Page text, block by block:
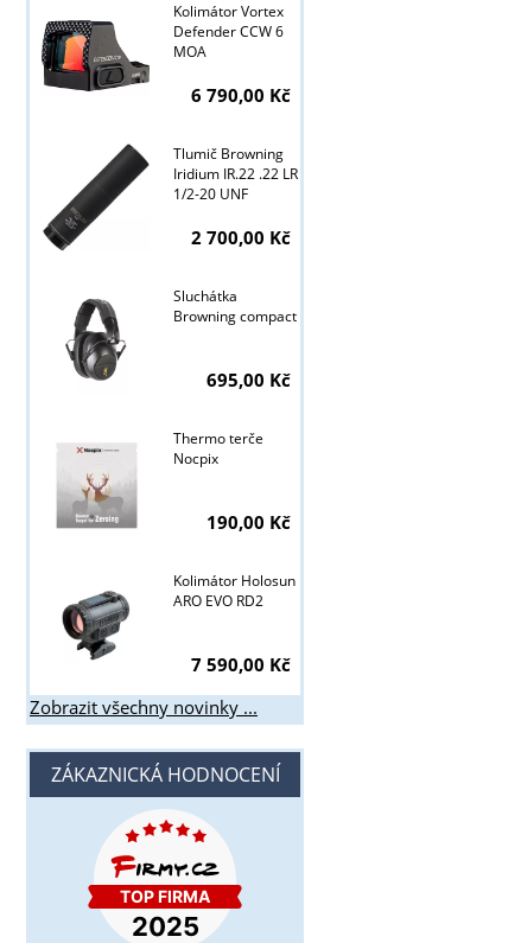
Kolimátor Vortex
Defender CCW 6
MOA
6 790,00 Kč
Tlumič Browning
Iridium IR.22 .22 LR
1/2-20 UNF
2 700,00 Kč
Sluchátka
Browning compact
695,00 Kč
Thermo terče
Nocpix
190,00 Kč
Kolimátor Holosun
ARO EVO RD2
7 590,00 Kč
Zobrazit všechny novinky ...
ZÁKAZNICKÁ HODNOCENÍ